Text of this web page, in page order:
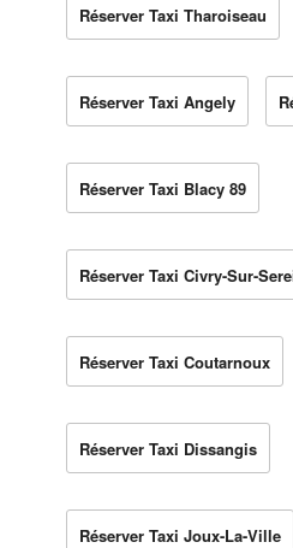
Réserver Taxi Tharoiseau
Réserver Taxi Angely
Réserver Taxi Blacy 89
Réserver Taxi Civry-Sur-
Réserver Taxi Coutarnoux
Réserver Taxi Dissangis
Réserver Taxi Joux-La-Ville